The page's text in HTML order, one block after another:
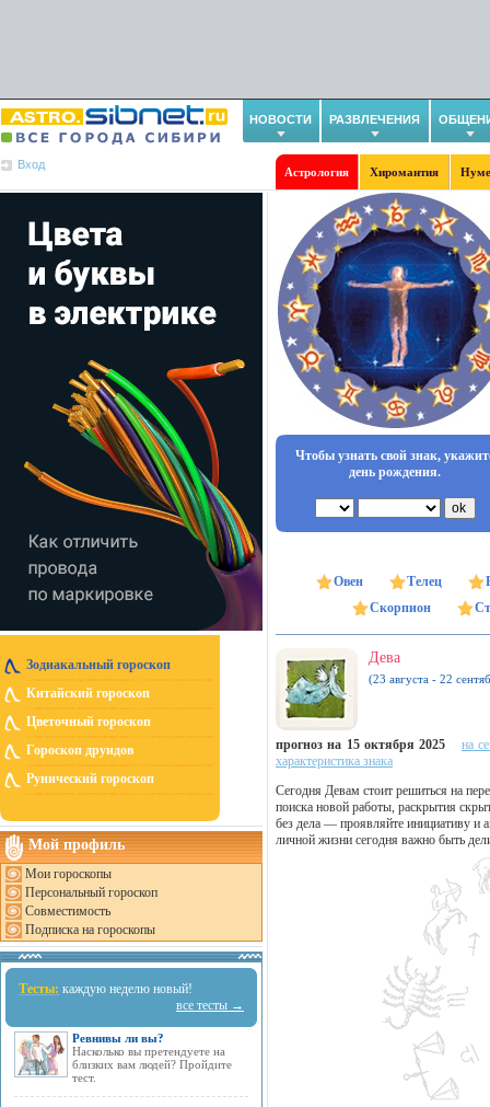
НОВОСТИ РАЗВЛЕЧЕНИЯ
Вход
Астрология Хиромантия
Зодиакальный гороскоп
Китайский гороскоп
Цветочный гороскоп
Гороскоп друидов
Рунический гороскоп
Мой профиль
Мои гороскопы
Персональный гороскоп
Совместимость
Подписка на гороскопы
Тесты: каждую неделю новый!
все тесты →
Ревнивы ли вы?
Насколько вы претендуете на
близких вам людей? Пройдите
тест.
Чтобы узнать свой знак,
день рождения.
Овен Телец
Скорпион
Дева
(23 августа - 22
прогноз на 15 октября 2025
на
характеристика знака
Сегодня Девам стоит решиться на
поиска новой работы, раскрытия
без дела — проявляйте инициативу и
личной жизни сегодня важно быть